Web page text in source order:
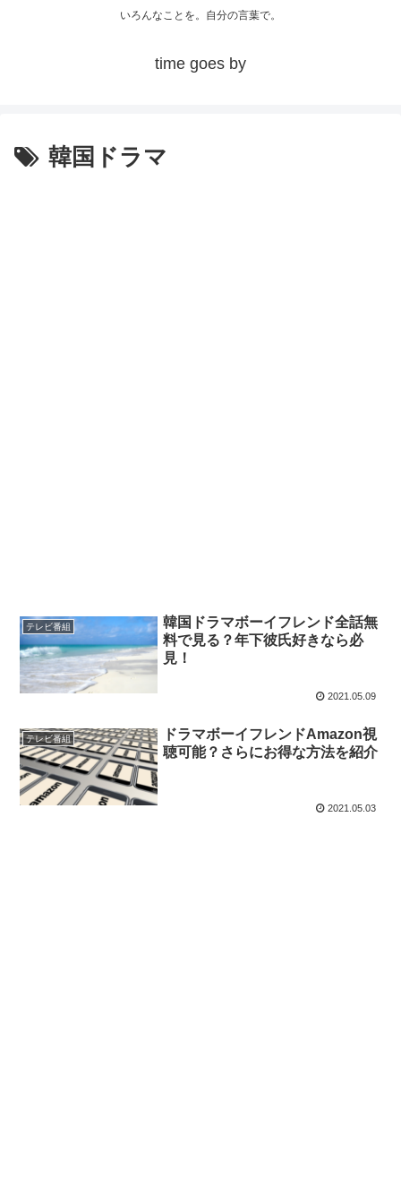
いろんなことを。自分の言葉で。
time goes by
韓国ドラマ
テレビ番組
韓国ドラマボーイフレンド全話無
料で見る？年下彼氏好きなら必
見！
2021.05.09
テレビ番組
ドラマボーイフレンドAmazon視
聴可能？さらにお得な方法を紹介
2021.05.03